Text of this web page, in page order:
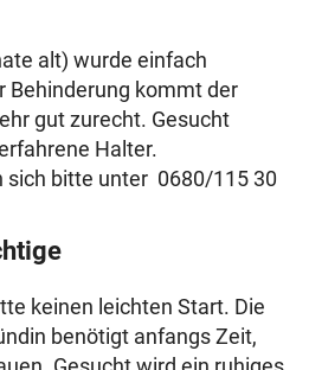
alt) wurde einfach
Behinderung kommt der
gut zurecht. Gesucht
Halter.
sich bitte unter 0680/115 30
keinen leichten Start. Die
benötigt anfangs Zeit,